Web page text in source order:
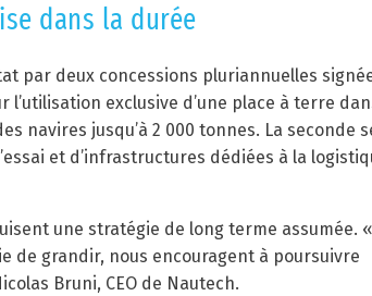
dans la durée
par deux concessions pluriannuelles
exclusive d’une place à terre
navires jusqu’à 2 000 tonnes. La seconde
et d’infrastructures dédiées à la
une stratégie de long terme assumée. «
de grandir, nous encouragent à poursuivre
Bruni, CEO de Nautech.